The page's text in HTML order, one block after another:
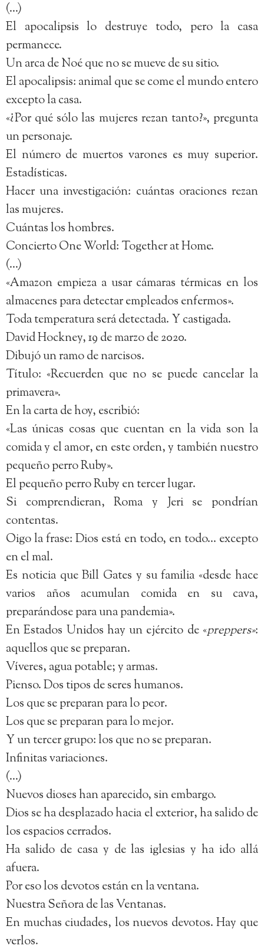
(…)
El apocalipsis lo destruye todo, pero la casa
permanece.
Un arca de Noé que no se mueve de su sitio.
El apocalipsis: animal que se come el mundo entero
excepto la casa.
«¿Por qué sólo las mujeres rezan tanto?», pregunta
un personaje.
El número de muertos varones es muy superior.
Estadísticas.
Hacer una investigación: cuántas oraciones rezan
las mujeres.
Cuántas los hombres.
Concierto One World: Together at Home.
(…)
«Amazon empieza a usar cámaras térmicas en los
almacenes para detectar empleados enfermos».
Toda temperatura será detectada. Y castigada.
David Hockney, 19 de marzo de 2020.
Dibujó un ramo de narcisos.
Título: «Recuerden que no se puede cancelar la
primavera».
En la carta de hoy, escribió:
«Las únicas cosas que cuentan en la vida son la
comida y el amor, en este orden, y también nuestro
pequeño perro Ruby».
El pequeño perro Ruby en tercer lugar.
Si comprendieran, Roma y Jeri se pondrían
contentas.
Oigo la frase: Dios está en todo, en todo… excepto
en el mal.
Es noticia que Bill Gates y su familia «desde hace
varios años acumulan comida en su cava,
preparándose para una pandemia».
En Estados Unidos hay un ejército de «preppers»:
aquellos que se preparan.
Víveres, agua potable; y armas.
Pienso. Dos tipos de seres humanos.
Los que se preparan para lo peor.
Los que se preparan para lo mejor.
Y un tercer grupo: los que no se preparan.
Infinitas variaciones.
(…)
Nuevos dioses han aparecido, sin embargo.
Dios se ha desplazado hacia el exterior, ha salido de
los espacios cerrados.
Ha salido de casa y de las iglesias y ha ido allá
afuera.
Por eso los devotos están en la ventana.
Nuestra Señora de las Ventanas.
En muchas ciudades, los nuevos devotos. Hay que
verlos.